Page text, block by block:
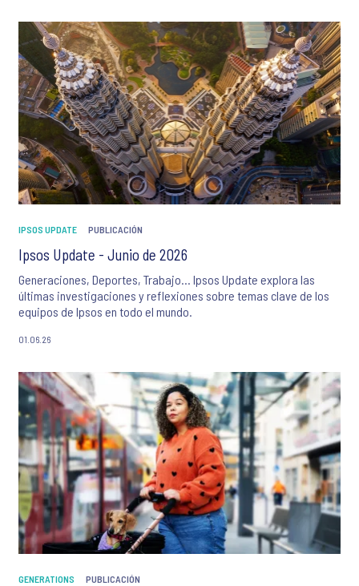
IPSOS UPDATE PUBLICACIÓN
Ipsos Update - Junio de 2026
Generaciones, Deportes, Trabajo… Ipsos Update explora las
últimas investigaciones y reflexiones sobre temas clave de los
equipos de Ipsos en todo el mundo.
01.06.26
GENERATIONS PUBLICACIÓN